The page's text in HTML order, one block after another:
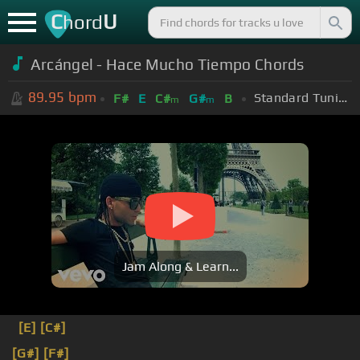
ChordU
Arcángel - Hace Mucho Tiempo Chords
89.95 bpm F# E C#m G#m B Standard Tuning (EADGBE)
Jam Along & Learn...
[E] [C#]
[G#] [F#]